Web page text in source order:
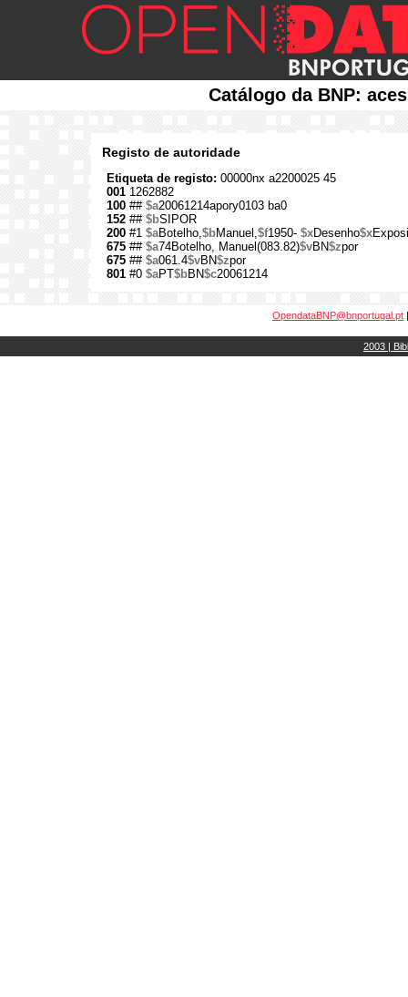
Catálogo da BNP:
Registo de autoridade
Etiqueta de registo: 00000nx a2200025 45
001 1262882
100 ## $a20061214apory0103 ba0
152 ## $bSIPOR
200 #1 $aBotelho,$bManuel,$f1950- $xDesenho$x
675 ## $a74Botelho, Manuel(083.82)$vBN$zpor
675 ## $a061.4$vBN$zpor
801 #0 $aPT$bBN$c20061214
OpendataBNP@bnportugal.pt
2003 |